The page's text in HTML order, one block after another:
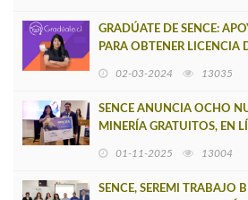
GRADÚATE DE SENCE:
PARA OBTENER LICENCIA
02-03-2024 13035
SENCE ANUNCIA OCHO
MINERÍA GRATUITOS, EN
01-11-2025 13004
SENCE, SEREMI TRABAJO